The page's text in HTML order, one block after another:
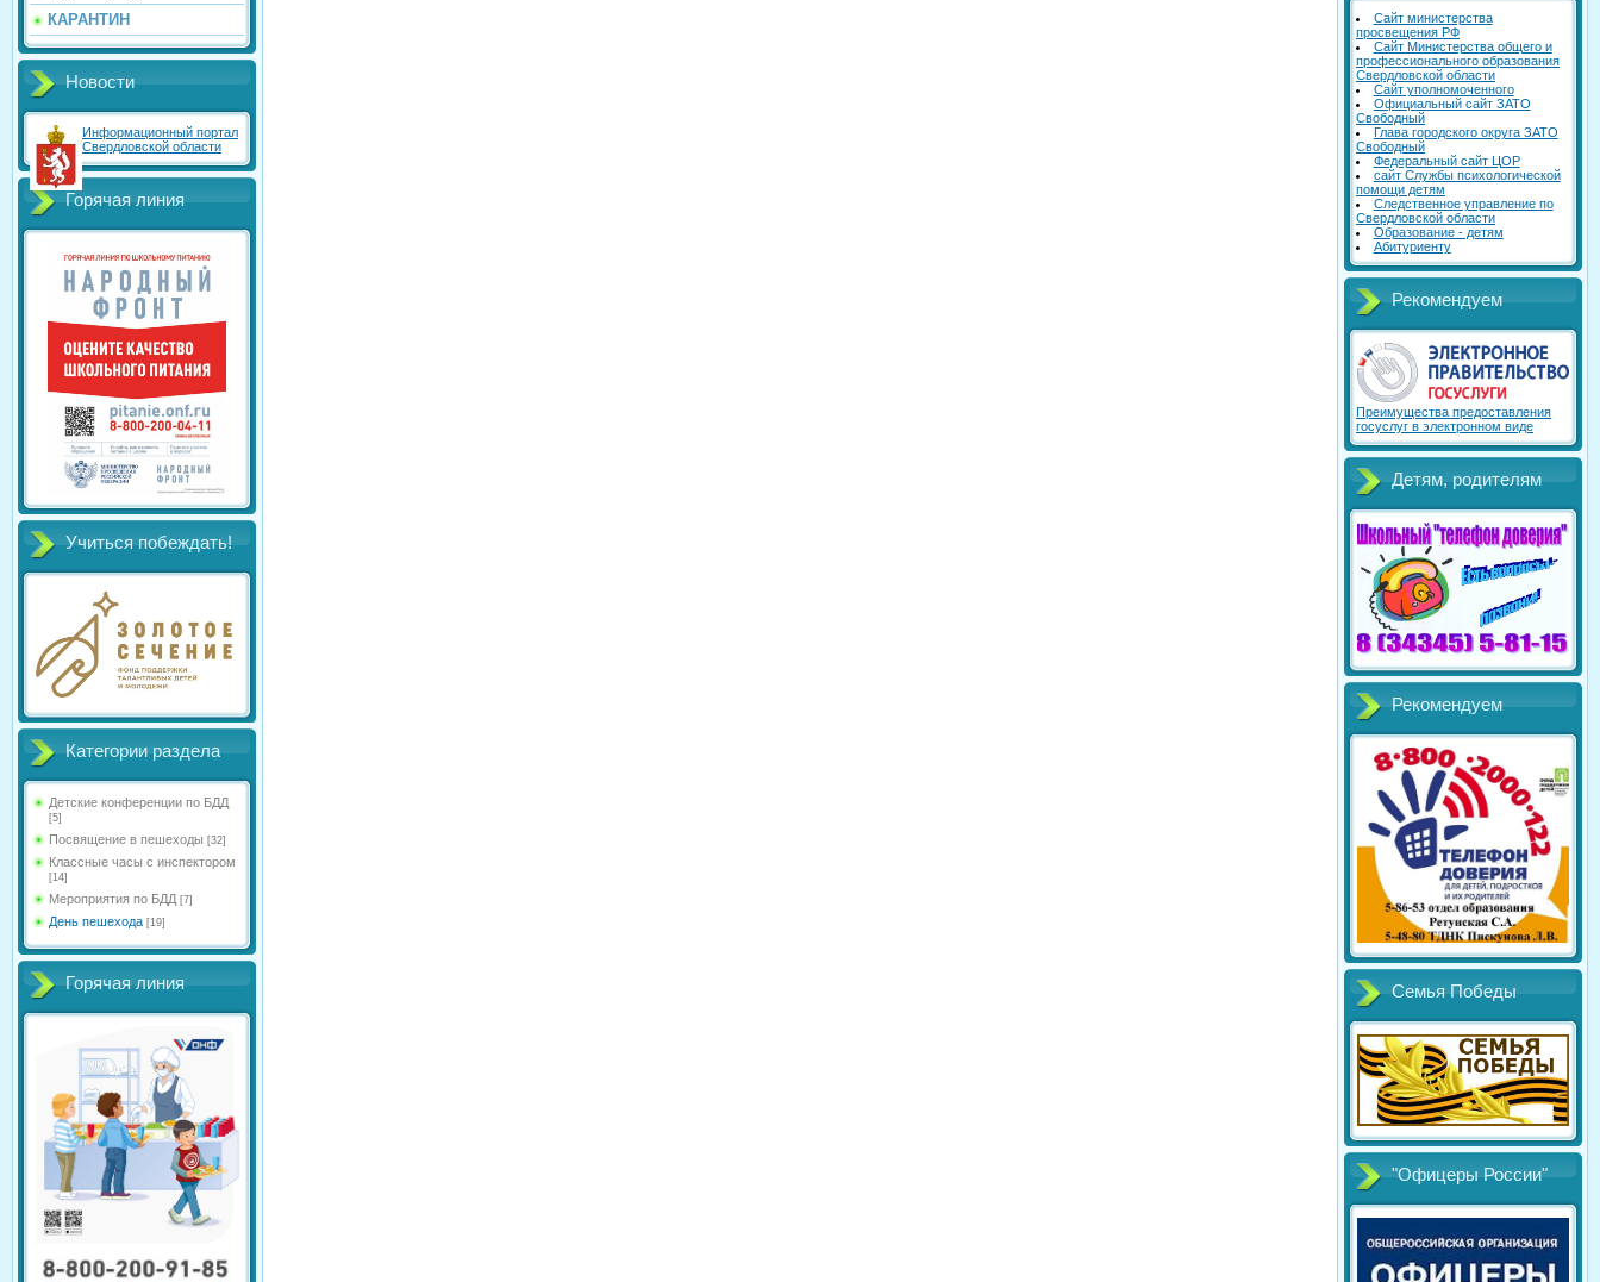
КАРАНТИН
Новости
Информационный портал
Свердловской области
Горячая линия
Учиться побеждать!
Категории раздела
Детские конференции по БДД
[5]
Посвящение в пешеходы [32]
Классные часы с инспектором
[14]
Мероприятия по БДД [7]
День пешехода [19]
Горячая линия
Сайт министерства
просвещения РФ
Сайт Министерства общего и
профессионального образования
Свердловской области
Сайт уполномоченного
Официальный сайт ЗАТО
Свободный
Глава городского округа ЗАТО
Свободный
Федеральный сайт ЦОР
сайт Службы психологической
помощи детям
Следственное управление по
Свердловской области
Образование - детям
Абитуриенту
Рекомендуем
Преимущества предоставления
госуслуг в электронном виде
Детям, родителям
Рекомендуем
Семья Победы
"Офицеры России"